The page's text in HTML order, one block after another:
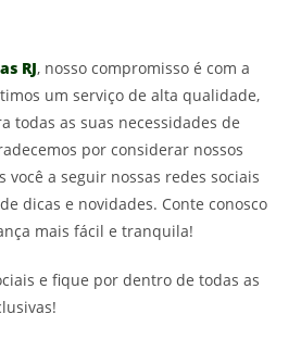
RJ, nosso compromisso é com a
um serviço de alta qualidade,
todas as suas necessidades de
por considerar nossos
você a seguir nossas redes sociais
dicas e novidades. Conte conosco
mais fácil e tranquila!
e fique por dentro de todas as